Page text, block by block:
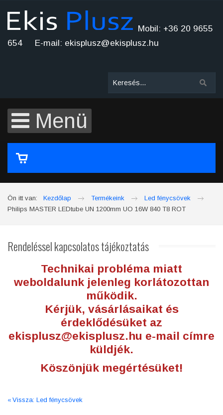
Mobil: +36 20 9655
654 E-mail: ekisplusz@ekisplusz.hu
Menü
A kosár üres
Ön itt van:
Kezdőlap Termékeink
Led fénycsövek
Philips MASTER LEDtube UN 1200mm UO 16W 840 T8 ROT
Rendelésselkapcsolatos tájékoztatás
Technikai probléma miatt
weboldalunk jelenleg korlátozottan
működik.
Kérjük, vásárlásaikat és
érdeklődésüket az
ekisplusz@ekisplusz.hu e-mail címre
küldjék.
Köszönjük megértésüket!
Vissza: Led fénycsövek